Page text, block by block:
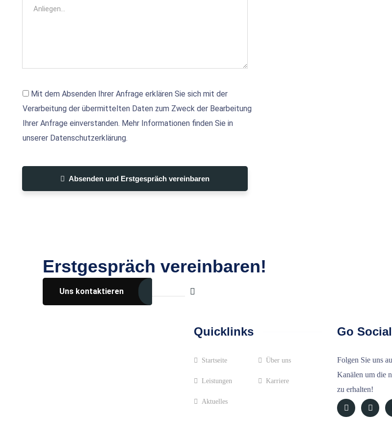
Mit dem Absenden Ihrer Anfrage erklären Sie sich mit der
Verarbeitung der übermittelten Daten zum Zweck der Bearbeitung
Ihrer Anfrage einverstanden. Mehr Informationen finden Sie in
unserer Datenschutzerklärung.
Absenden und Erstgespräch vereinbaren
Erstgespräch vereinbaren!
Uns kontaktieren
Quicklinks
Startseite Über uns
Leistungen Karriere
Aktuelles
Go Social
Folgen Sie uns
Kanälen um die
zu erhalten!